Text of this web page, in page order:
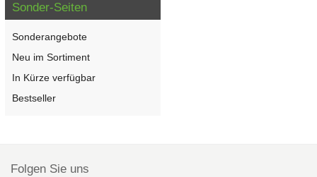
Sonder-Seiten
Sonderangebote
Neu im Sortiment
In Kürze verfügbar
Bestseller
Folgen Sie uns